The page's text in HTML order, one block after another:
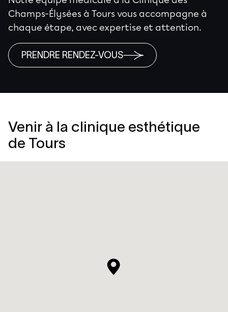
Champs-Élysées à Tours vous accompagne à
chaque étape, avec expertise et attention.
PRENDRE RENDEZ-VOUS
Venir à la clinique esthétique
de Tours